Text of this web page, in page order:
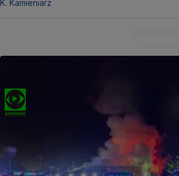
K. Kamieniarz